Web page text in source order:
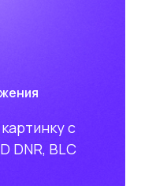
с
DNR, BLC